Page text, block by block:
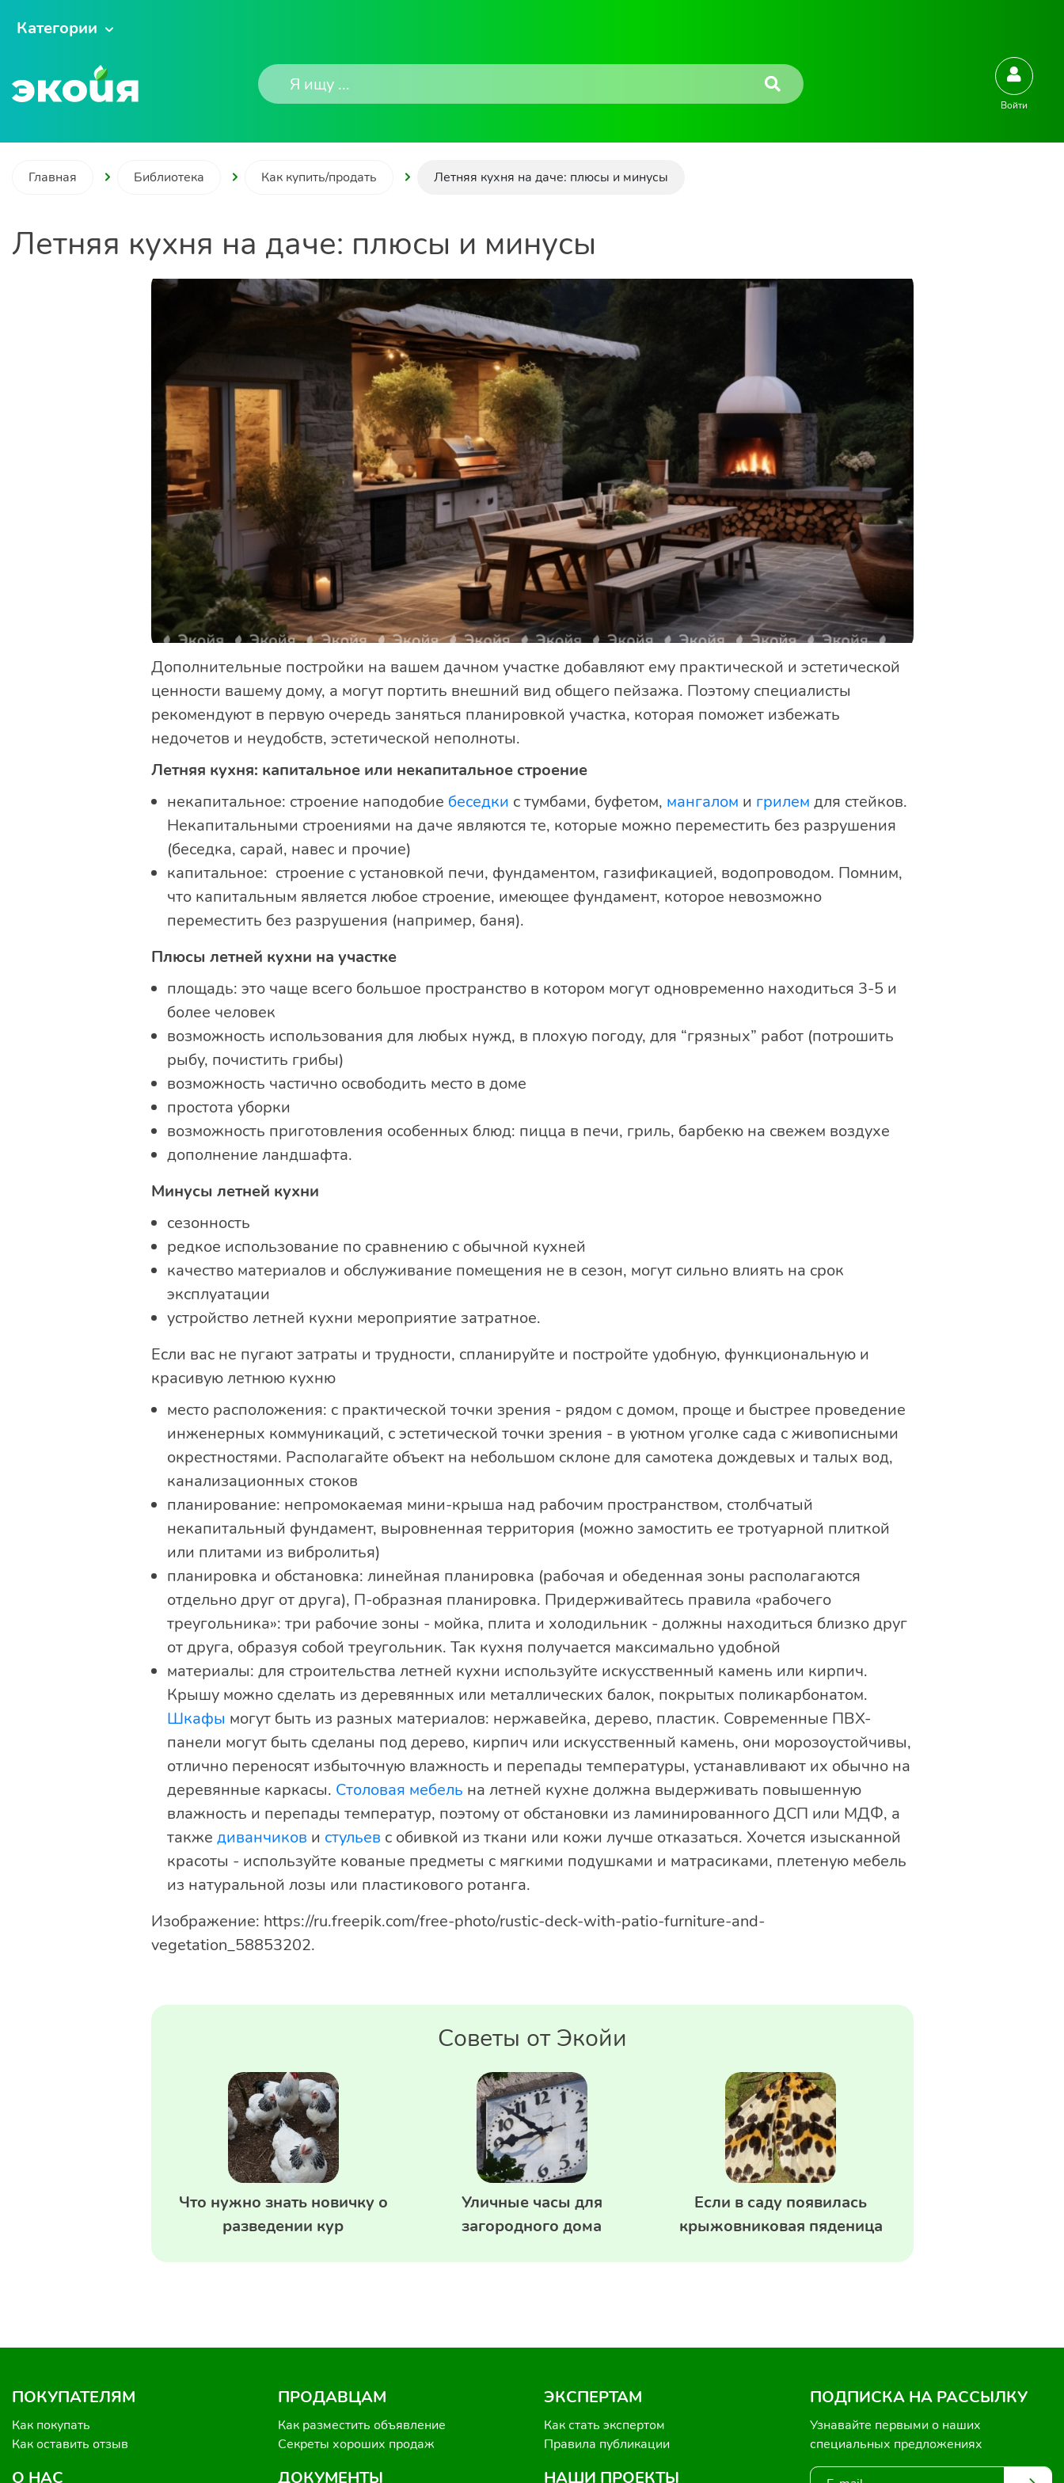
Категории
Войти
Главная Библиотека Как купить/продать Летняя кухня на даче: плюсы и минусы
Летняя кухня на даче: плюсы и минусы
Дополнительные постройки на вашем дачном участке добавляют ему практической и эстетической
ценности вашему дому, а могут портить внешний вид общего пейзажа. Поэтому специалисты
рекомендуют в первую очередь заняться планировкой участка, которая поможет избежать
недочетов и неудобств, эстетической неполноты.
Летняя кухня: капитальное или некапитальное строение
некапитальное: строение наподобие беседки с тумбами, буфетом, мангалом и грилем для стейков.
Некапитальными строениями на даче являются те, которые можно переместить без разрушения
(беседка, сарай, навес и прочие)
капитальное: строение с установкой печи, фундаментом, газификацией, водопроводом. Помним,
что капитальным является любое строение, имеющее фундамент, которое невозможно
переместить без разрушения (например, баня).
Плюсы летней кухни на участке
площадь: это чаще всего большое пространство в котором могут одновременно находиться 3-5 и
более человек
возможность использования для любых нужд, в плохую погоду, для “грязных” работ (потрошить
рыбу, почистить грибы)
возможность частично освободить место в доме
простота уборки
возможность приготовления особенных блюд: пицца в печи, гриль, барбекю на свежем воздухе
дополнение ландшафта.
Минусы летней кухни
сезонность
редкое использование по сравнению с обычной кухней
качество материалов и обслуживание помещения не в сезон, могут сильно влиять на срок
эксплуатации
устройство летней кухни мероприятие затратное.
Если вас не пугают затраты и трудности, спланируйте и постройте удобную, функциональную и
красивую летнюю кухню
место расположения: с практической точки зрения - рядом с домом, проще и быстрее проведение
инженерных коммуникаций, с эстетической точки зрения - в уютном уголке сада с живописными
окрестностями. Располагайте объект на небольшом склоне для самотека дождевых и талых вод,
канализационных стоков
планирование: непромокаемая мини-крыша над рабочим пространством, столбчатый
некапитальный фундамент, выровненная территория (можно замостить ее тротуарной плиткой
или плитами из вибролитья)
планировка и обстановка: линейная планировка (рабочая и обеденная зоны располагаются
отдельно друг от друга), П-образная планировка. Придерживайтесь правила «рабочего
треугольника»: три рабочие зоны - мойка, плита и холодильник - должны находиться близко друг
от друга, образуя собой треугольник. Так кухня получается максимально удобной
материалы: для строительства летней кухни используйте искусственный камень или кирпич.
Крышу можно сделать из деревянных или металлических балок, покрытых поликарбонатом.
Шкафы могут быть из разных материалов: нержавейка, дерево, пластик. Современные ПВХ-
панели могут быть сделаны под дерево, кирпич или искусственный камень, они морозоустойчивы,
отлично переносят избыточную влажность и перепады температуры, устанавливают их обычно на
деревянные каркасы. Столовая мебель на летней кухне должна выдерживать повышенную
влажность и перепады температур, поэтому от обстановки из ламинированного ДСП или МДФ, а
также диванчиков и стульев с обивкой из ткани или кожи лучше отказаться. Хочется изысканной
красоты - используйте кованые предметы с мягкими подушками и матрасиками, плетеную мебель
из натуральной лозы или пластикового ротанга.
Изображение: https://ru.freepik.com/free-photo/rustic-deck-with-patio-furniture-and-
vegetation_58853202.
Советы от Экойи
Что нужно знать новичку о
разведении кур
Уличные часы для
загородного дома
Если в саду появилась
крыжовниковая пяденица
ПОКУПАТЕЛЯМ
Как покупать
Как оставить отзыв
О НАС
ПРОДАВЦАМ
Как разместить объявление
Секреты хороших продаж
ДОКУМЕНТЫ
ЭКСПЕРТАМ
Как стать экспертом
Правила публикации
НАШИ ПРОЕКТЫ
ПОДПИСКА НА РАССЫЛКУ
Узнавайте первыми о наших
специальных предложениях